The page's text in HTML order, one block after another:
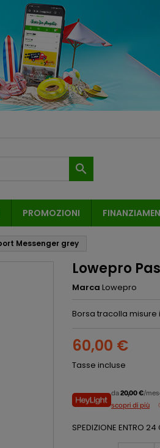

PROMOZIONI
Messenger grey
Lowepro
Marca Lowepro
Borsa tracolla misure
60,00 €
Tasse incluse
da20,00 €/
scopri di più
SPEDIZIONE ENTRO 24